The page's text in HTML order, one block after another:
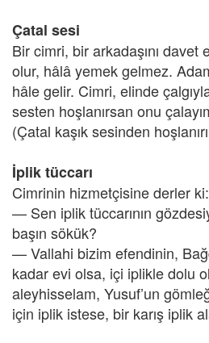
Çatal sesi
Bir cimri, bir arkadaşını davet
olur, hâlâ yemek gelmez.
hâle gelir. Cimri, elinde
sesten hoşlanırsan onu
(Çatal kaşık sesinden
İplik tüccarı
Cimrinin hizmetçisine derler ki:
— Sen iplik tüccarının
başın sökük?
— Vallahi bizim efendinin,
kadar evi olsa, içi iplikle dolu
aleyhisselam, Yusuf’un
için iplik istese, bir karış iplik